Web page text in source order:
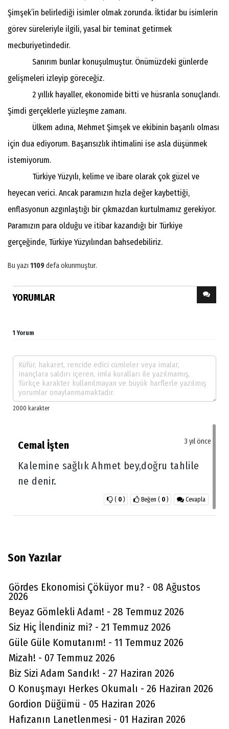
Şimşek’in belirlediği isimler olmak zorunda. İktidar bu isimlerin
görev süreleriyle ilgili, yasal bir teminat getirmek
mecburiyetindedir.
Sanırım bunlar konuşulmuştur. Önümüzdeki günlerde
gelişmeleri izleyip göreceğiz.
2 yıllık hayaller, ekonomide bitti ve hüsranla sonuçlandı.
Şimdi gerçeklerle yüzleşme zamanı.
Ülkem adına, Mehmet Şimşek ve ekibinin başarılı olması
için dua ediyorum. Başarısızlık ihtimalini ise asla düşünmek
istemiyorum.
Türkiye Yüzyılı, kelime ve ibare olarak çok güzel ve
heyecan verici. Ancak paramızın hızla değer kaybettiği,
enflasyonun azgınlaştığı bir çıkmazdan kurtulmamız gerekiyor.
Paramızın para olduğu ve itibar kazandığı bir Türkiye
gerçeğinde, Türkiye Yüzyılından bahsedebiliriz.
Bu yazı 1109defa okunmuştur.
YORUMLAR
1 Yorum
Cemal İşten 3 yıl önce
Kalemine sağlık Ahmet bey,doğru tahlile
ne denir.
Cevapla
Beğen ( 0 )
( 0 )
Son Yazılar
Gördes Ekonomisi Çöküyor mu? - 08 Ağustos
2026
Beyaz Gömlekli Adam! - 28 Temmuz 2026
Siz Hiç İlendiniz mi? - 21 Temmuz 2026
Güle Güle Komutanım! - 11 Temmuz 2026
Mizah! - 07 Temmuz 2026
Biz Sizi Adam Sandık! - 27 Haziran 2026
O Konuşmayı Herkes Okumalı - 26 Haziran 2026
Gordion Düğümü - 05 Haziran 2026
Hafızanın Lanetlenmesi - 01 Haziran 2026